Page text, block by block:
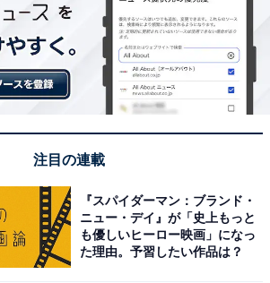
注目の連載
『スパイダーマン：ブランド・
ニュー・デイ』が「史上もっと
も優しいヒーロー映画」になっ
た理由。予習したい作品は？